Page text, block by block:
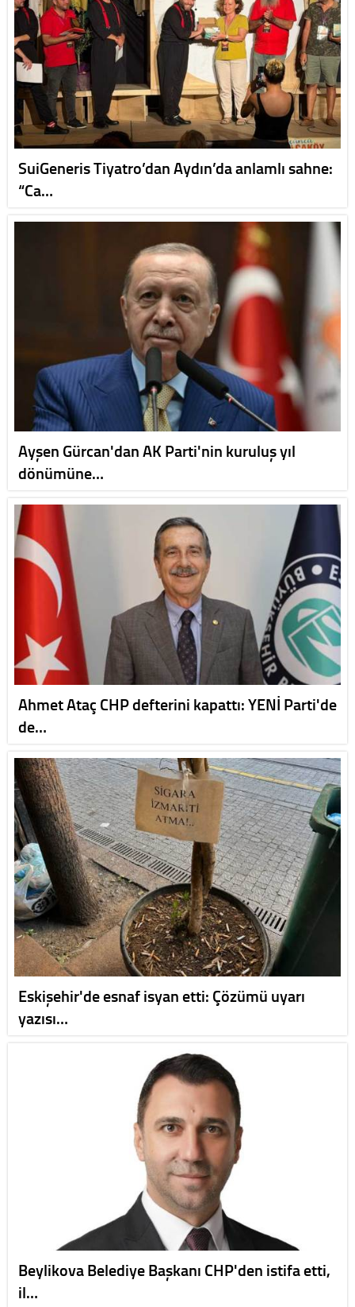
SuiGeneris Tiyatro’dan Aydın’da anlamlı sahne:
“Ca…
Ayşen Gürcan'dan AK Parti'nin kuruluş yıl
dönümüne…
Ahmet Ataç CHP defterini kapattı: YENİ Parti'de
de…
Eskişehir'de esnaf isyan etti: Çözümü uyarı
yazısı…
Beylikova Belediye Başkanı CHP'den istifa etti,
il…